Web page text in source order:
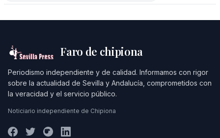
Faro de chipiona
Periodismo independiente y de calidad. Informamos con rigor
sobre la actualidad de Sevilla y Andalucía, comprometidos con
la veracidad y el servicio público.
Noticiario independiente de Chipiona